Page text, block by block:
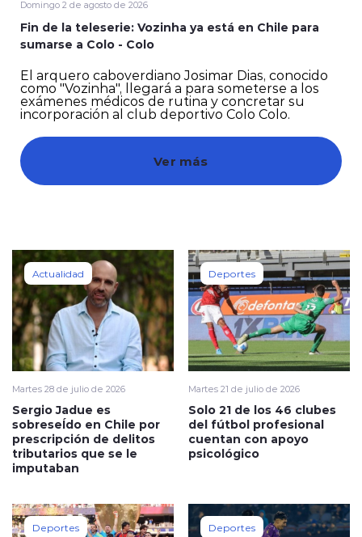
modo claro
Domingo 2 de agosto de 2026
Fin de la teleserie: Vozinha ya está en Chile para
sumarse a Colo - Colo
El arquero caboverdiano Josimar Dias, conocido
como "Vozinha", llegará a para someterse a los
exámenes médicos de rutina y concretar su
incorporación al club deportivo Colo Colo.
Ver más
Actualidad
Martes 28 de julio de 2026
Sergio Jadue es
sobreseÍdo en Chile por
prescripción de delitos
tributarios que se le
imputaban
Deportes
Martes 21 de julio de 2026
Solo 21 de los 46 clubes
del fútbol profesional
cuentan con apoyo
psicológico
Deportes Deportes